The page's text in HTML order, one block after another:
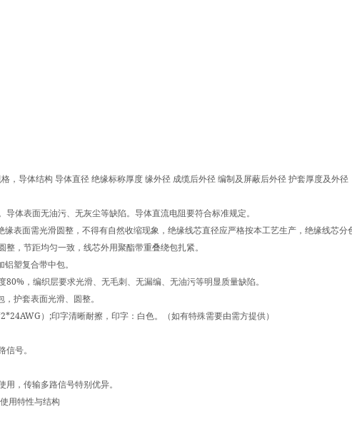
，导体结构 导体直径 绝缘标称厚度 缘外径 成缆后外径 编制及屏蔽后外径 护套厚度及外径
导体表面无油污、无灰尘等缺陷。导体直流电阻要符合标准规定。
缘表面需光滑圆整，不得有自然收缩现象，绝缘线芯直径应严格按本工艺生产，绝缘线芯分
，节距均匀一致，线芯外用聚酯带重叠绕包扎紧。
塑复合带中包。
80% ，编织层要求光滑、无毛刺、无漏编、无油污等明显质量缺陷。
，护套表面光滑、圆整。
） ;印字清晰耐擦，印字：白色。（如有特殊需要由需方提供）
信号。
，传输多路信号特别优异。
用特性与结构